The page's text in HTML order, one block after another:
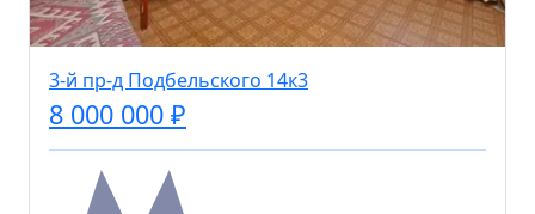
3-й пр-д Подбельского 14к3
8 000 000 ₽